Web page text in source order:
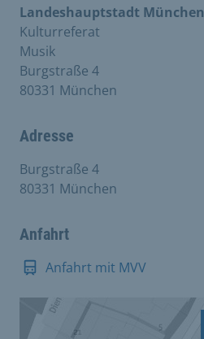
Landeshauptstadt München
Kulturreferat
Musik
Burgstraße 4
80331 München
Adresse
Burgstraße 4
80331 München
Anfahrt
Anfahrt mit MVV